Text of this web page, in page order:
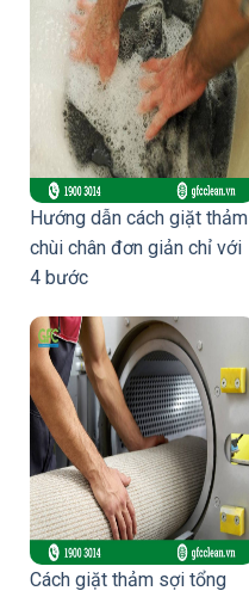
Hướng dẫn cách giặt thảm
chùi chân đơn giản chỉ với
4 bước
Cách giặt thảm sợi tổng